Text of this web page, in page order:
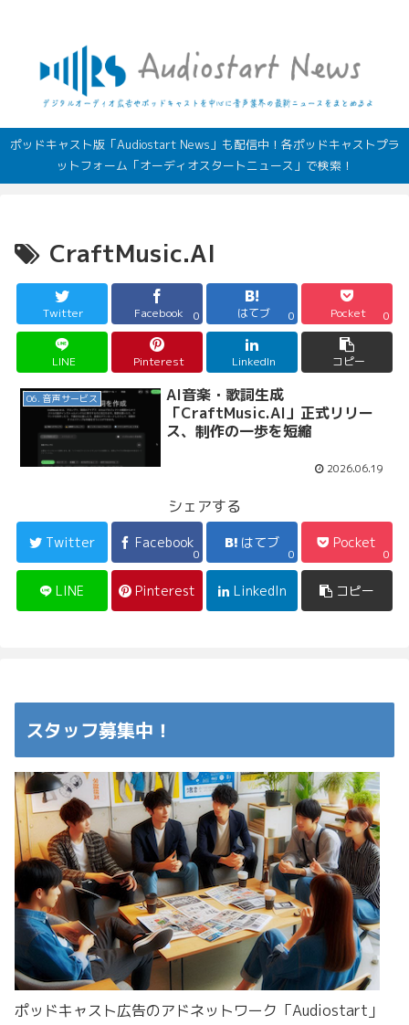
ポッドキャスト版「Audiostart News」も配信中！各ポッドキャストプラ
ットフォーム「オーディオスタートニュース」で検索！
CraftMusic.AI
Twitter Facebook 0 はてブ 0 Pocket 0
LINE Pinterest LinkedIn コピー
06. 音声サービス
AI音楽・歌詞生成
「CraftMusic.AI」正式リリー
ス、制作の一歩を短縮
2026.06.19
シェアする
Twitter Facebook
0
はてブ
0
Pocket
0
LINE Pinterest LinkedIn コピー
スタッフ募集中！
ポッドキャスト広告のアドネットワーク「Audiostart」